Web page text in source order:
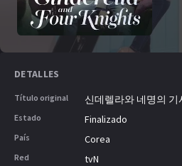
nietos
DETALLES
Título original 신데렐라와 네명의 기
Estado Finalizado
País Corea
Red tvN